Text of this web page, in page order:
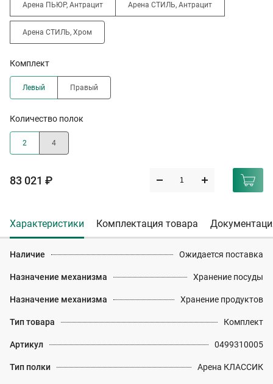
Арена ПЬЮР, Антрацит Арена СТИЛЬ, Антрацит
Арена СТИЛЬ, Хром
Комплект
Левый Правый
Количество полок
2 4
83 021 ₽
Характеристики Комплектация товара
Наличие Ожидается поставка
Назначение механизма Хранение посуды
Назначение механизма Хранение продуктов
Тип товара Комплект
Артикул 0499310005
Тип полки Арена КЛАССИК